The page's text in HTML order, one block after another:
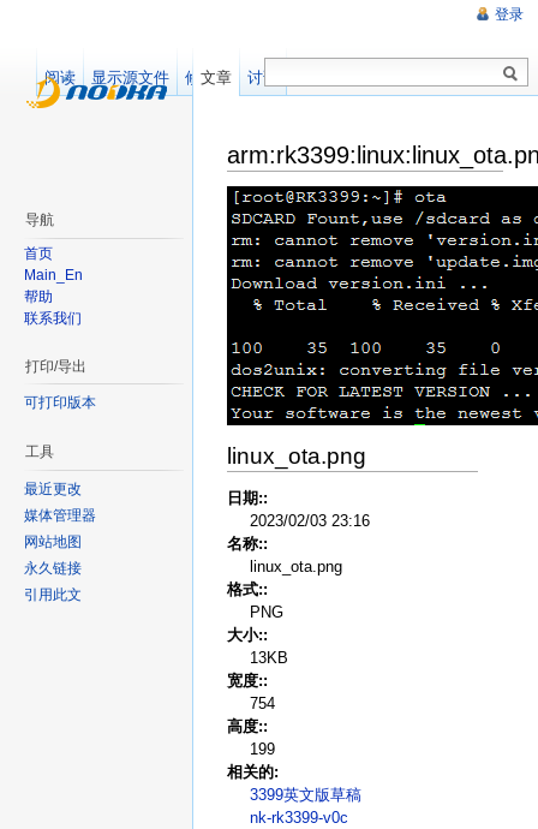
linux_ota.png
日期::
2023/02/03 23:16
名称::
linux_ota.png
格式::
PNG
大小::
13KB
宽度::
754
高度::
199
相关的:
3399英文版草稿
nk-rk3399-v0c
登录
文章 讨论
阅读 显示源文件 修订记录
导航
首页
Main_En
帮助
联系我们
打印/导出
可打印版本
工具
最近更改
媒体管理器
网站地图
永久链接
引用此文